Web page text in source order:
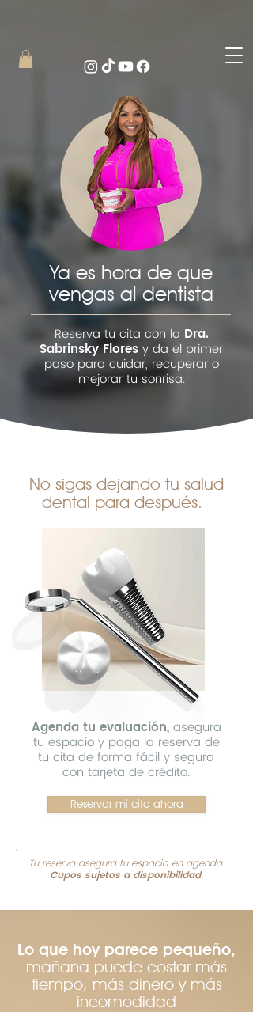
Ya es hora de que
vengas al dentista
Reserva tu cita con la Dra.
Sabrinsky Flores y da el primer
paso para cuidar, recuperar o
mejorar tu sonrisa.
No sigas dejando tu salud
dental para después.
Agenda tu evaluación,asegura
tu espacio y paga la reserva de
tu cita de forma fácil y segura
con tarjeta de crédito.
Reservar mi cita ahora
Tu reserva asegura tu espacio en agenda.
Cupos sujetos a disponibilidad.
Lo que hoy parece pequeño,
mañana puede costar más
tiempo, más dinero y más
incomodidad